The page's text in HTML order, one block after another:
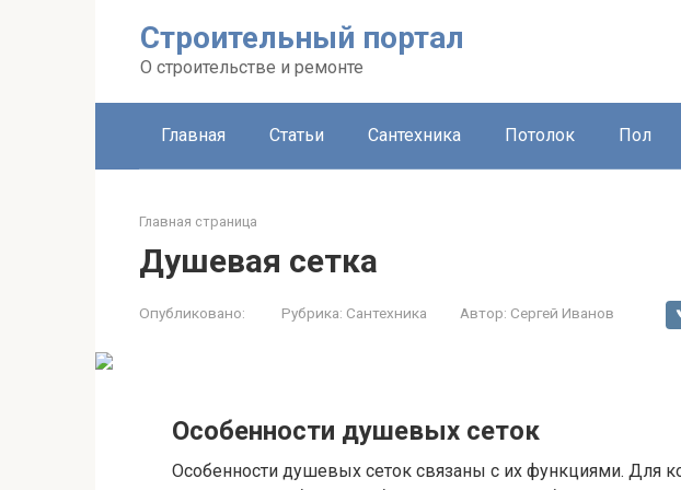
Строительный портал
О строительстве и ремонте
Главная Статьи Сантехника Потолок Пол
Главная страница
Душевая сетка
Опубликовано: Рубрика: Сантехника Автор: Сергей Иванов
Особенности душевых сеток
Особенности душевых сеток связаны с их функциями. Для